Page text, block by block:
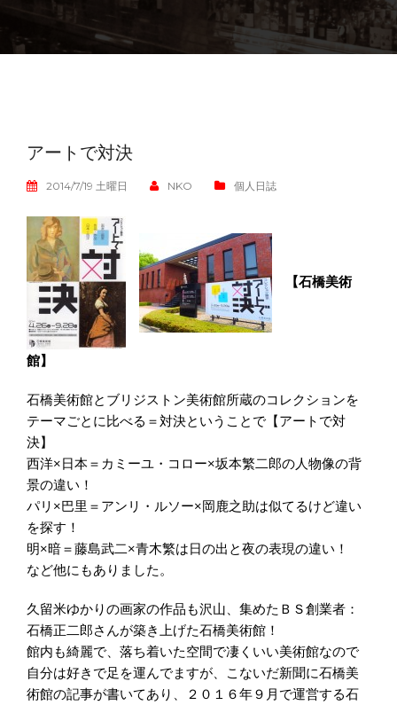
アートで対決
2014/7/19 土曜日 NKO 個人日誌
【石橋美術
館】
石橋美術館とブリジストン美術館所蔵のコレクションを
テーマごとに比べる＝対決ということで【アートで対
決】
西洋×日本＝カミーユ・コロー×坂本繁二郎の人物像の背
景の違い！
パリ×巴里＝アンリ・ルソー×岡鹿之助は似てるけど違い
を探す！
明×暗＝藤島武二×青木繁は日の出と夜の表現の違い！
など他にもありました。
久留米ゆかりの画家の作品も沢山、集めたＢＳ創業者：
石橋正二郎さんが築き上げた石橋美術館！
館内も綺麗で、落ち着いた空間で凄くいい美術館なので
自分は好きで足を運んでますが、こないだ新聞に石橋美
術館の記事が書いてあり、２０１６年９月で運営する石